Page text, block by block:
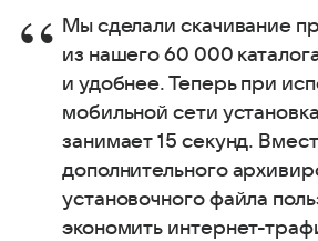
Мы сделали скачивание
из нашего 60 000
и удобнее. Теперь при
мобильной сети
занимает 15 секунд.
дополнительного
установочного файла
экономить интернет-